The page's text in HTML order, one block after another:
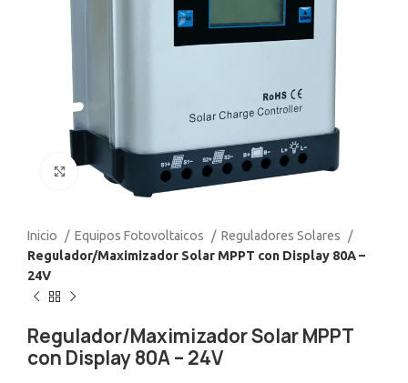
Click to enlarge
Inicio Equipos Fotovoltaicos
Reguladores Solares
Regulador/Maximizador Solar MPPT con Display 80A –
24V
Regulador/Maximizador Solar MPPT
con Display 80A – 24V